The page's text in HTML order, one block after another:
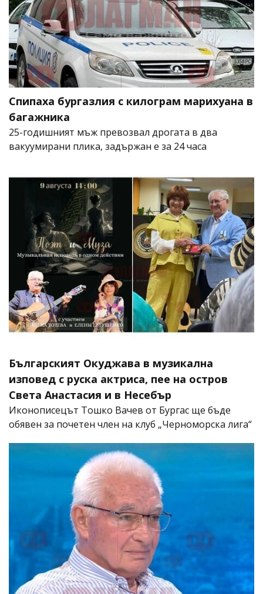
Спипаха бургазлия с килограм марихуана в
багажника
25-годишният мъж превозвал дрогата в два
вакуумирани плика, задържан е за 24 часа
Българският Окуджава в музикална
изповед с руска актриса, пее на остров
Света Анастасия и в Несебър
Иконописецът Тошко Вачев от Бургас ще бъде
обявен за почетен член на клуб „Черноморска лига“